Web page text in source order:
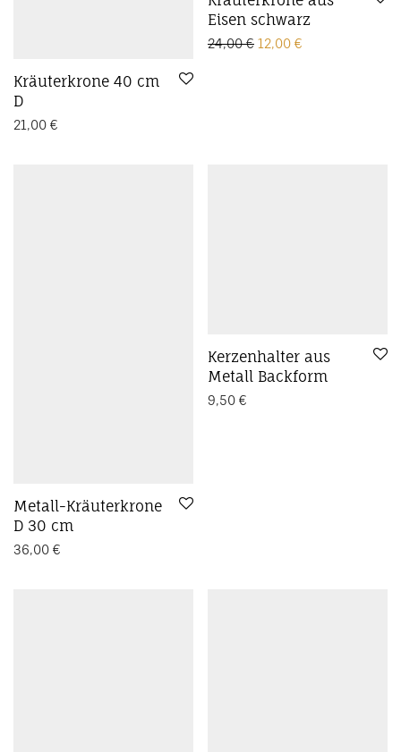
Kräuterkrone 40 cm
D
21,00 €
Eisen schwarz
24,00€ Ursprünglicher Preis
12,00 €
Metall-Kräuterkrone
D 30 cm
36,00 €
Kerzenhalter aus
Metall Backform
9,50 €